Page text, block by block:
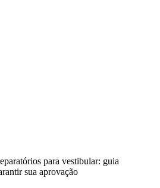
para vestibular: guia
sua aprovação